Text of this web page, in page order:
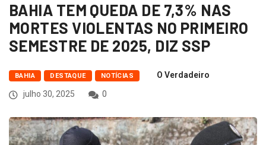
BAHIA TEM QUEDA DE 7,3% NAS
MORTES VIOLENTAS NO PRIMEIRO
SEMESTRE DE 2025, DIZ SSP
BAHIA DESTAQUE NOTÍCIAS
O Verdadeiro
julho 30, 2025
0